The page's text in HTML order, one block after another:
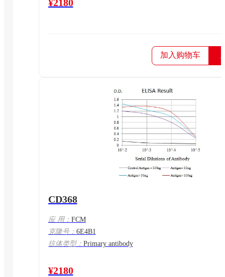
¥2180
加入购物车
CD368
应 用： FCM
克隆号： 6E4B1
抗体类型： Primary antibody
¥2180